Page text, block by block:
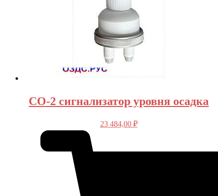
СО-2 сигнализатор уровня осадка
23 484,00 ₽